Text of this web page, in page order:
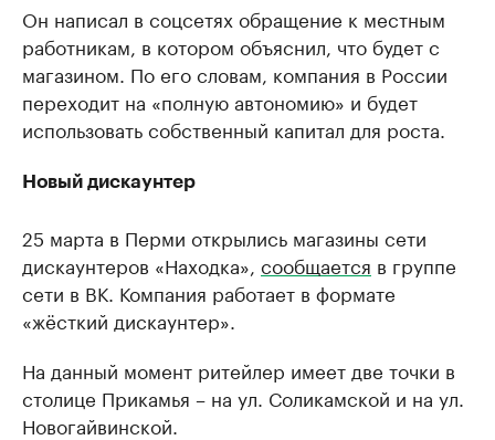
Он написал в соцсетях обращение к местным
работникам, в котором объяснил, что будет с
магазином. По его словам, компания в России
переходит на «полную автономию» и будет
использовать собственный капитал для роста.
Новый дискаунтер
25 марта в Перми открылись магазины сети
дискаунтеров «Находка», сообщается в группе
сети в ВК. Компания работает в формате
«жёсткий дискаунтер».
На данный момент ритейлер имеет две точки в
столице Прикамья – на ул. Соликамской и на ул.
Новогайвинской.